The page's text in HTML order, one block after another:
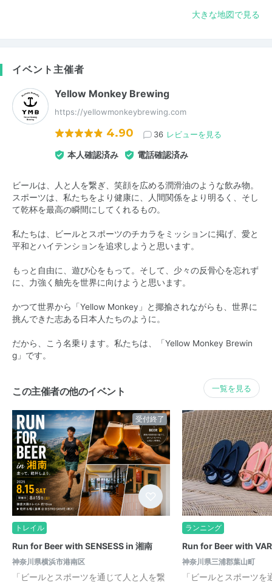
大きな地図で見る
イベント主催者
Yellow Monkey Brewing
https://yellowmonkeybrewing.com
4.90 36 レビューを見る
本人確認済み 電話確認済み
ビールは、人と人を繋ぎ、笑顔を広める潤滑油のような飲み物。
スポーツは、私たちをより健康に、人間関係をより明るく、そし
て乾杯を最高の瞬間にしてくれるもの。
私たちは、ビールとスポーツのチカラをミッションに掲げ、愛と
平和とハイテンションを追求しようと思います。
もっと自由に、遊び心をもって。そして、少々の反骨心を忘れず
に、力強く舳先を世界に向けようと思います。
かつて世界から「Yellow Monkey」と揶揄されながらも、世界に
挑んできた志ある日本人たちのように。
だから、こう名乗ります。私たちは、「Yellow Monkey Brewin
g」です。
この主催者の他のイベント 一覧を見る
受付終了
トレイル
Run for Beer with SENSESS in 湘南
神奈川県横浜市港南区
「ビールとスポーツを通じて人と人を繋
ランニング
Run for Beer with
神奈川県三浦郡葉山町
「ビールとスポーツ